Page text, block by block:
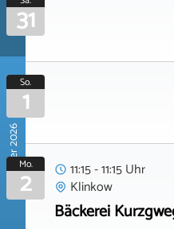
31
November 2026
So.
1
Mo.
2
11:15 - 11:15 Uhr
Klinkow
Bäckerei